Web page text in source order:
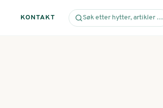
KONTAKT Søk etter hytter, artikler …